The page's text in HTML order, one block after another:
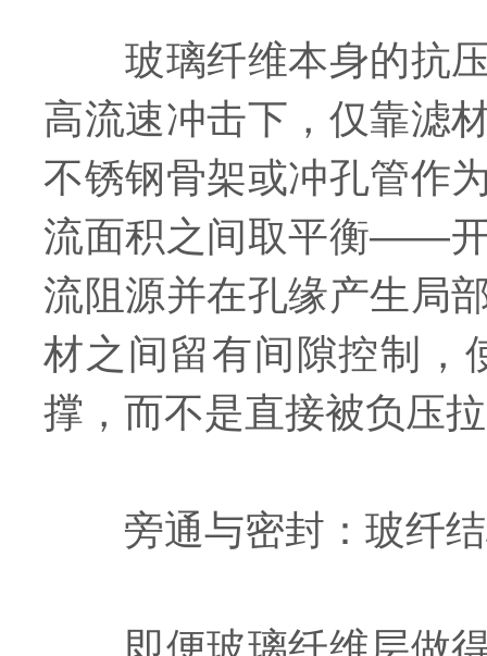
玻璃纤维本身的抗压
高流速冲击下，仅靠滤
不锈钢骨架或冲孔管作
流面积之间取平衡——开
流阻源并在孔缘产生局
材之间留有间隙控制，
撑，而不是直接被负压
旁通与密封：玻纤结